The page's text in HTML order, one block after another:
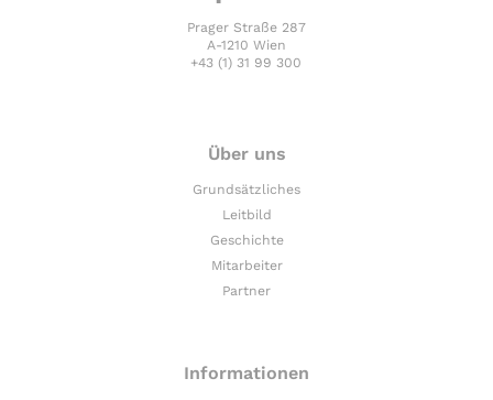
Prager Straße 287
A-1210 Wien
+43 (1) 31 99 300
Über uns
Grundsätzliches
Leitbild
Geschichte
Mitarbeiter
Partner
Informationen